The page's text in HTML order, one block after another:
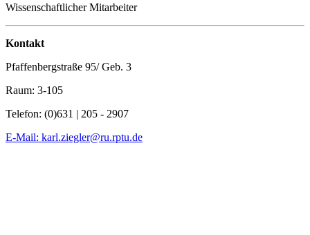
Wissenschaftlicher Mitarbeiter
Kontakt
Pfaffenbergstraße 95/ Geb. 3
Raum: 3-105
Telefon: (0)631 | 205 - 2907
E-Mail: karl.ziegler@ru.rptu.de